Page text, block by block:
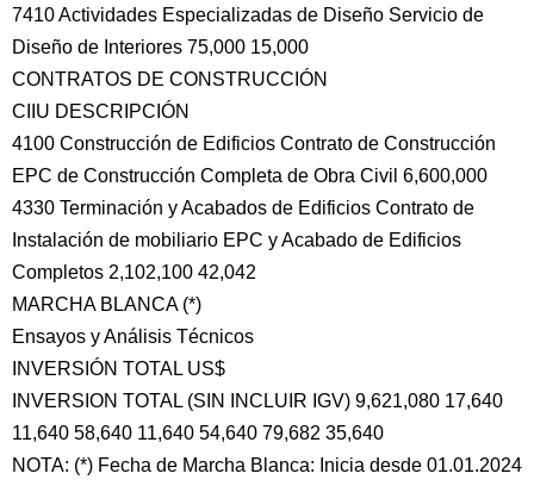
7410 Actividades Especializadas de Diseño Servicio de
Diseño de Interiores 75,000 15,000
CONTRATOS DE CONSTRUCCIÓN
CIIU DESCRIPCIÓN
4100 Construcción de Edificios Contrato de Construcción
EPC de Construcción Completa de Obra Civil 6,600,000
4330 Terminación y Acabados de Edificios Contrato de
Instalación de mobiliario EPC y Acabado de Edificios
Completos 2,102,100 42,042
MARCHA BLANCA (*)
Ensayos y Análisis Técnicos
INVERSIÓN TOTAL US$
INVERSION TOTAL (SIN INCLUIR IGV) 9,621,080 17,640
11,640 58,640 11,640 54,640 79,682 35,640
NOTA: (*) Fecha de Marcha Blanca: Inicia desde 01.01.2024